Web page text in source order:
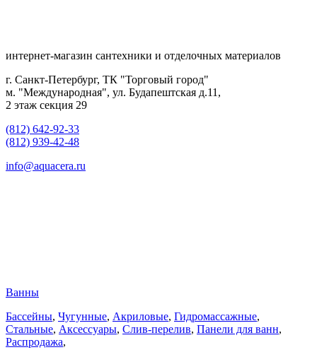
интернет-магазин сантехники и отделочных материалов
г. Санкт-Петербург, ТК "Торговый город"
м. "Международная", ул. Будапештская д.11,
2 этаж секция 29
(812) 642-92-33
(812) 939-42-48
info@aquacera.ru
Ванны
Бассейны, Чугунные, Акриловые, Гидромассажные,
Стальные, Аксессуары, Слив-перелив, Панели для ванн,
Распродажа,